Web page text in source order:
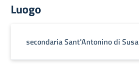
Luogo
secondaria Sant'Antonino di Susa